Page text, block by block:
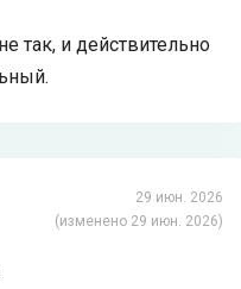
так, и действительно
29 июн. 2026
(изменено 29 июн. 2026)